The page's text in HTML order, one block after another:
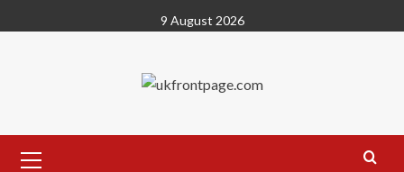
to
9 August 2026
Menu